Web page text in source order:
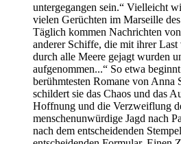
untergegangen sein.“ Vielleicht
vielen Gerüchten im Marseille
Täglich kommen Nachrichten
anderer Schiffe, die mit ihrer
durch alle Meere gejagt wurden
aufgenommen...“ So etwa
berühmtesten Romane von Anna
schildert sie das Chaos und das
Hoffnung und die Verzweiflung
menschenunwürdige Jagd nach
nach dem entscheidenden